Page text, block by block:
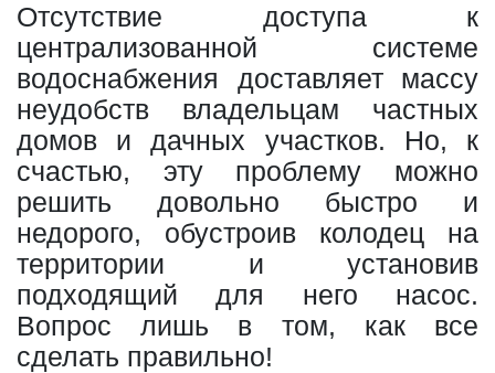
Отсутствие доступа к
централизованной системе
водоснабжения доставляет массу
неудобств владельцам частных
домов и дачных участков. Но, к
счастью, эту проблему можно
решить довольно быстро и
недорого, обустроив колодец на
территории и установив
подходящий для него насос.
Вопрос лишь в том, как все
сделать правильно!